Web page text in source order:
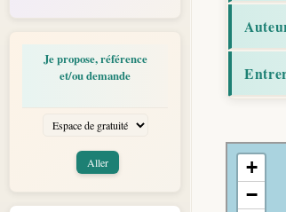
Je propose, référence
et/ou demande